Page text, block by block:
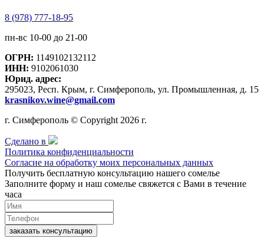
8 (978) 777-18-95
пн-вс 10-00 до 21-00
ОГРН: 1149102132112
ИНН: 9102061030
Юрид. адрес:
295023, Респ. Крым, г. Симферополь, ул. Промышленная, д. 15
krasnikov.wine@gmail.com
г. Симферополь © Copyright 2026 г.
Сделано в
Политика конфиденциальности
Согласие на обработку моих персональных данных
Получить бесплатную консультацию нашего сомелье
Заполните форму и наш сомелье свяжется с Вами в течение
часа
заказать консультацию